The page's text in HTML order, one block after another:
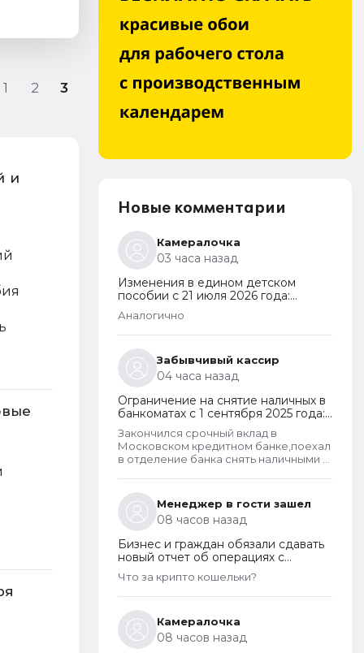
1 2 3
и
Новые комментарии
Камералочка
03 часа назад
Изменения в едином детском
пособии с 21 июля 2026 года:
пересмотр правила нулевого
дохода и новый порядок
оформления пособий по месту
пребывания
Аналогично
Забывчивый кассир
04 часа назад
Ограничение на снятие наличных в
банкоматах с 1 сентября 2025 года:
какие операции заблокируют и как
отменить запрет
Закончился срочный вклад в
Московском кредитном банке,поехал
в отделение банка снять наличными в
заблокировали на 48 часов.Кассу в
отделении полгода назад
ликвидировали.
Менеджер в гости зашел
08 часов назад
Бизнес и граждан обязали сдавать
новый отчет об операциях с
криптовалютами на иностранных
платформах
Что за крипто кошельки?
Камералочка
08 часов назад